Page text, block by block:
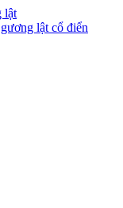
lật
lật cổ điển